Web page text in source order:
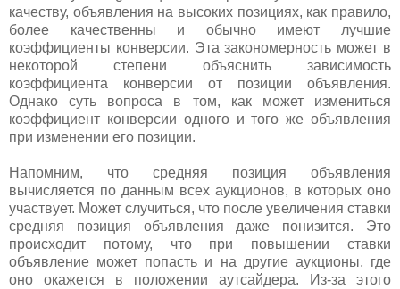
качеству, объявления на высоких позициях, как правило,
более качественны и обычно имеют лучшие
коэффициенты конверсии. Эта закономерность может в
некоторой степени объяснить зависимость
коэффициента конверсии от позиции объявления.
Однако суть вопроса в том, как может измениться
коэффициент конверсии одного и того же объявления
при изменении его позиции.
Напомним, что средняя позиция объявления
вычисляется по данным всех аукционов, в которых оно
участвует. Может случиться, что после увеличения ставки
средняя позиция объявления даже понизится. Это
происходит потому, что при повышении ставки
объявление может попасть и на другие аукционы, где
оно окажется в положении аутсайдера. Из-за этого